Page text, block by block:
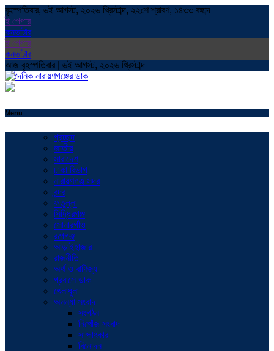
বৃহস্পতিবার, ৬ই আগস্ট, ২০২৬ খ্রিস্টাব্দ, ২২শে শ্রাবণ, ১৪৩৩ বঙ্গাব্দ
ই পেপার
কনভাটার
ই পেপার
কনভাটার
আজ বৃহস্পতিবার | ৬ই আগস্ট, ২০২৬ খ্রিস্টাব্দ
Menu
প্রচ্ছদ
জাতীয়
সারাদেশ
ঢাকা বিভাগ
নারায়ণগঞ্জ সদর
বন্দর
ফতুল্লা
সিদ্ধিরগঞ্জ
সোনারগাঁও
রূপগঞ্জ
আড়াইহাজার
রাজনীতি
অর্থ ও বাণিজ্য
প্রবাসে ডাক
খেলাধুলা
অনন্যা সংবাদ
সংগঠন
নিখোঁজ সংবাদ
সাক্ষাৎকার
বিনোদন